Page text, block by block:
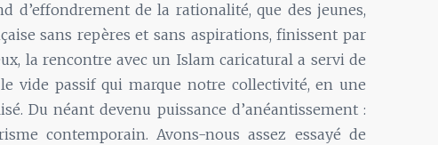
d’effondrement de la rationalité, que des jeunes,
sans repères et sans aspirations, finissent par
la rencontre avec un Islam caricatural a servi de
vide passif qui marque notre collectivité, en une
Du néant devenu puissance d’anéantissement :
contemporain. Avons-nous assez essayé de